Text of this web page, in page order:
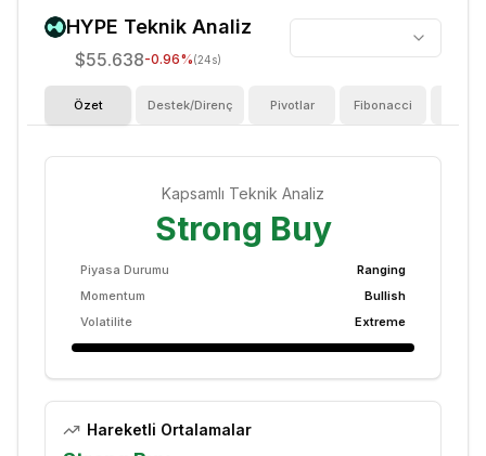
HYPE Teknik Analiz
$55.638-0.96%(24s)
Özet Destek/Direnç Pivotlar Fibonacci
Kapsamlı Teknik Analiz
Strong Buy
Piyasa Durumu
Ranging
Momentum
Bullish
Volatilite
Extreme
Hareketli Ortalamalar